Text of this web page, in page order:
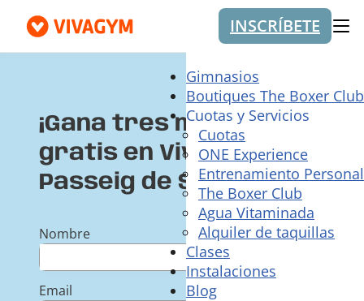
INSCRÍBETE
Gimnasios
Boutiques The Boxer Club
Cuotas y Servicios
Cuotas
ONE Experience
Entrenamiento Personal
The Boxer Club
Agua Vitaminada
Alquiler de taquillas
Clases
Instalaciones
Blog
¡Gana tres meses
gratis en VivaGym
Passeig de Sant Joan!
Nombre
Email